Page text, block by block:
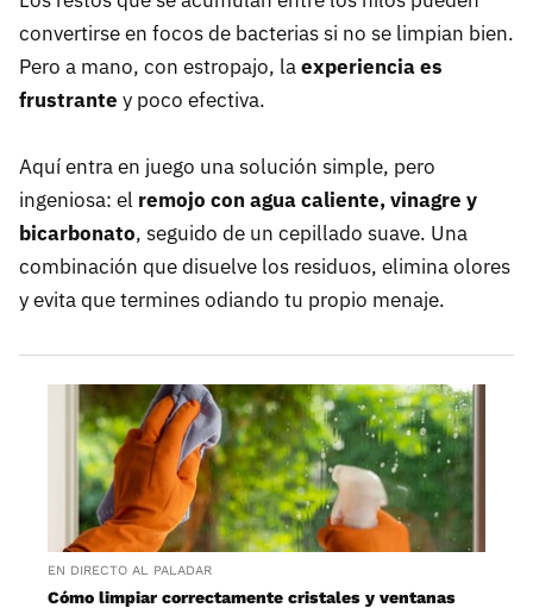
convertirse en focos de bacterias si no se limpian bien.
Pero a mano, con estropajo, laexperiencia es
frustrante y poco efectiva.
Aquí entra en juego una solución simple, pero
ingeniosa: el remojo con agua caliente, vinagre y
bicarbonato, seguido de un cepillado suave. Una
combinación que disuelve los residuos, elimina olores
y evita que termines odiando tu propio menaje.
EN DIRECTO AL PALADAR
Cómo limpiar correctamente cristales y ventanas